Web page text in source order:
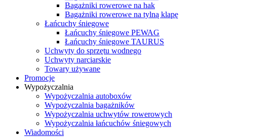
Bagażniki rowerowe na hak
Bagażniki rowerowe na tylną klapę
Łańcuchy śniegowe
Łańcuchy śniegowe PEWAG
Łańcuchy śniegowe TAURUS
Uchwyty do sprzętu wodnego
Uchwyty narciarskie
Towary używane
Promocje
Wypożyczalnia
Wypożyczalnia autoboxów
Wypożyczalnia bagażników
Wypożyczalnia uchwytów rowerowych
Wypożyczalnia łańcuchów śniegowych
Wiadomości